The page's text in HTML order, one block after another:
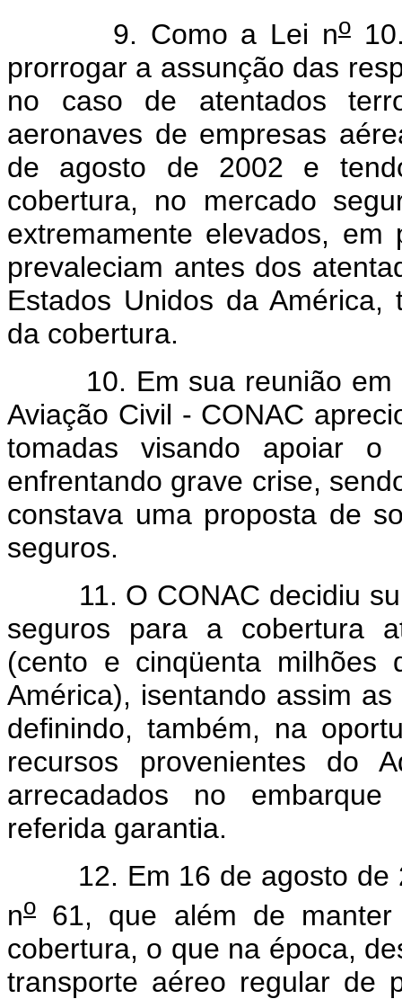
9. Como a Lei no
prorrogar a assunção das
no caso de atentados
aeronaves de empresas
de agosto de 2002 e
cobertura, no mercado
extremamente elevados,
prevaleciam antes dos
Estados Unidos da América,
da cobertura.
10. Em sua reunião em
Aviação Civil - CONAC
tomadas visando apoiar
enfrentando grave crise,
constava uma proposta de
seguros.
11. O CONAC decidiu
seguros para a cobertura
(cento e cinqüenta milhões
América), isentando assim
definindo, também, na
recursos provenientes do
arrecadados no
referida garantia.
12. Em 16 de agosto de
no 61, que além de
cobertura, o que na época,
transporte aéreo regular de